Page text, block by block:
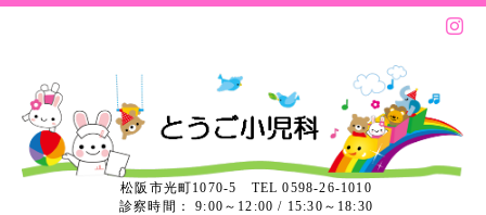
松阪市光町1070-5 TEL 0598-26-1010
診察時間： 9:00～12:00 / 15:30～18:30